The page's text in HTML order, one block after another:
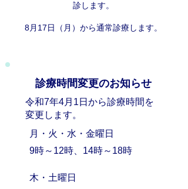
診します。
8月17日（月）から通常診療します。
診療時間変更のお知らせ
令和7年4月1日から診療時間を
変更します。​
月・火・水・金曜日
9時～12時、14時～18時
​木・土曜日